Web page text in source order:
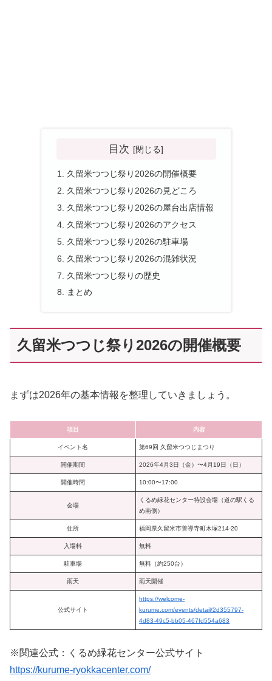
目次
久留米つつじ祭り2026の開催概要
久留米つつじ祭り2026の見どころ
久留米つつじ祭り2026の屋台出店情報
久留米つつじ祭り2026のアクセス
久留米つつじ祭り2026の駐車場
久留米つつじ祭り2026の混雑状況
久留米つつじ祭りの歴史
まとめ
久留米つつじ祭り2026の開催概要
まずは2026年の基本情報を整理していきましょう。
項目 内容
イベント名 第69回 久留米つつじまつり
開催期間 2026年4月3日（金）〜4月19日（日）
開催時間 10:00〜17:00
会場
くるめ緑花センター特設会場（道の駅くる
め南側）
住所 福岡県久留米市善導寺町木塚214-20
入場料 無料
駐車場 無料（約250台）
雨天 雨天開催
公式サイト
https://welcome-
kurume.com/events/detail/2d355797-
4d83-49c5-bb05-467fd554a683
※関連公式：くるめ緑花センター公式サイト
https://kurume-ryokkacenter.com/